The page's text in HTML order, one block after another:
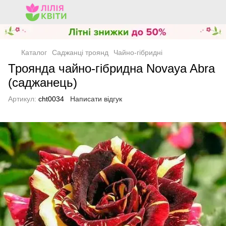
Каталог Саджанці троянд Чайно-гібридні
Троянда чайно-гібридна Novaya Abra
(саджанець)
Артикул: cht0034 Написати відгук